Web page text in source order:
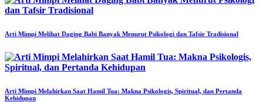
Arti Mimpi Melihat Daging Babi Banyak Menurut Psikologi dan Tafsir Tradisional
Arti Mimpi Melahirkan Saat Hamil Tua: Makna Psikologis, Spiritual, dan Pertanda
Kehidupan